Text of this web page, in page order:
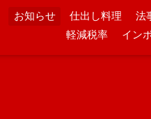
お知らせ 仕出し料理 法
軽減税率
イン